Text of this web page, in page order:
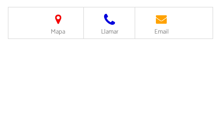
Mapa Llamar Email